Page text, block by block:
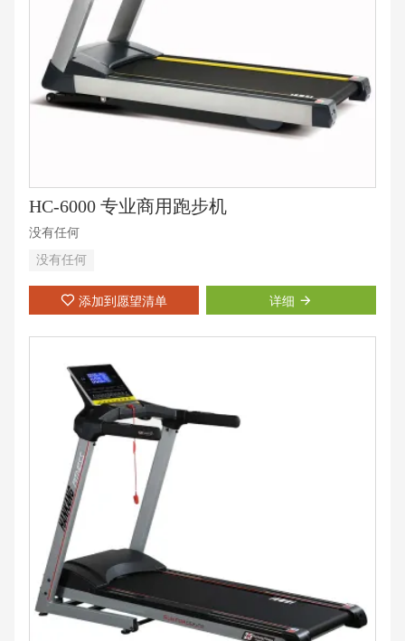
HC-6000 专业商用跑步机
没有任何
没有任何
添加到愿望清单 详细